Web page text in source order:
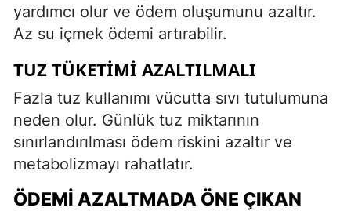
yardımcı olur ve ödem oluşumunu azaltır.
Az su içmek ödemi artırabilir.
TUZ TÜKETIMI AZALTILMALI
Fazla tuz kullanımı vücutta sıvı tutulumuna
neden olur. Günlük tuz miktarının
sınırlandırılması ödem riskini azaltır ve
metabolizmayı rahatlatır.
ÖDEMI AZALTMADA ÖNE ÇIKAN